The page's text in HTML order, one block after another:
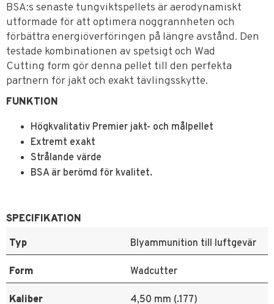
BSA:s senaste tungviktspellets är aerodynamiskt
utformade för att optimera noggrannheten och
förbättra energiöverföringen på längre avstånd. Den
testade kombinationen av spetsigt och Wad
Cutting form gör denna pellet till den perfekta
partnern för jakt och exakt tävlingsskytte.
FUNKTION
Högkvalitativ Premier jakt- och målpellet
Extremt exakt
Strålande värde
BSA är berömd för kvalitet.
SPECIFIKATION
Typ
Blyammunition till luftgevär
Form Wadcutter
Kaliber 4,50 mm (.177)